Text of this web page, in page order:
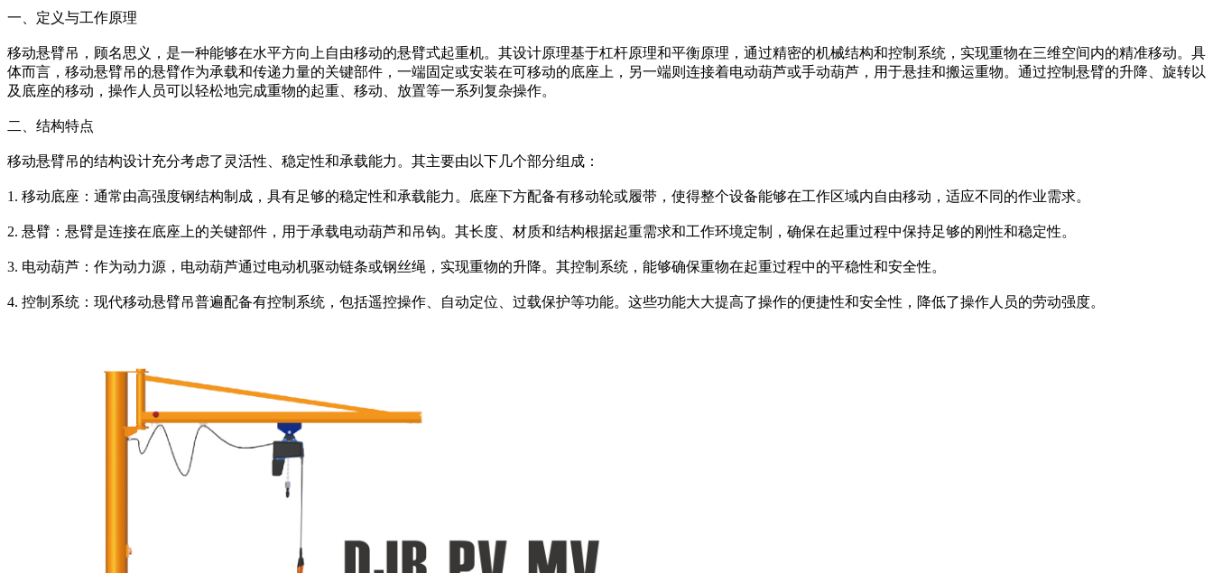
一、定义与工作原理
移动悬臂吊，顾名思义，是一种能够在水平方向上自由移动的悬臂式起重机。其设计原理基于杠杆原理和平衡原理，通过精密的机械结构和控制系统，实现重物在三维空间内的精准移动。具
体而言，移动悬臂吊的悬臂作为承载和传递力量的关键部件，一端固定或安装在可移动的底座上，另一端则连接着电动葫芦或手动葫芦，用于悬挂和搬运重物。通过控制悬臂的升降、旋转以
及底座的移动，操作人员可以轻松地完成重物的起重、移动、放置等一系列复杂操作。
二、结构特点
移动悬臂吊的结构设计充分考虑了灵活性、稳定性和承载能力。其主要由以下几个部分组成：
1. 移动底座：通常由高强度钢结构制成，具有足够的稳定性和承载能力。底座下方配备有移动轮或履带，使得整个设备能够在工作区域内自由移动，适应不同的作业需求。
2. 悬臂：悬臂是连接在底座上的关键部件，用于承载电动葫芦和吊钩。其长度、材质和结构根据起重需求和工作环境定制，确保在起重过程中保持足够的刚性和稳定性。
3. 电动葫芦：作为动力源，电动葫芦通过电动机驱动链条或钢丝绳，实现重物的升降。其控制系统，能够确保重物在起重过程中的平稳性和安全性。
4. 控制系统：现代移动悬臂吊普遍配备有控制系统，包括遥控操作、自动定位、过载保护等功能。这些功能大大提高了操作的便捷性和安全性，降低了操作人员的劳动强度。